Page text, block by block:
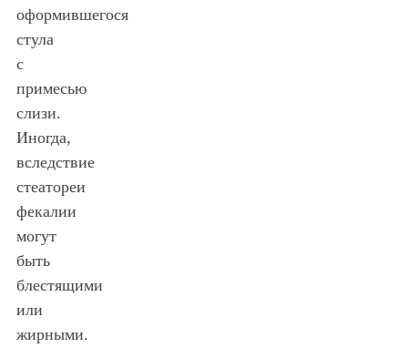
оформившегося
стула
с
примесью
слизи.
Иногда,
вследствие
стеатореи
фекалии
могут
быть
блестящими
или
жирными.